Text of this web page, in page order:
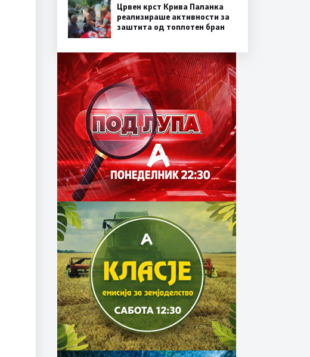
Црвен крст Крива Паланка
реализираше активности за
заштита од топлотен бран